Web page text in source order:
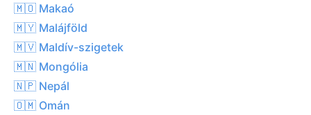
🇲🇴 Makaó
🇲🇾 Malájföld
🇲🇻 Maldív-szigetek
🇲🇳 Mongólia
🇳🇵 Nepál
🇴🇲 Omán